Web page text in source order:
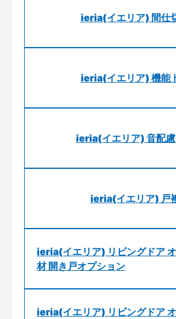
ieria(イエリア) 間仕
ieria(イエリア) 機能
ieria(イエリア) 音配
ieria(イエリア) 戸
ieria(イエリア) リビングドア
材 開き戸オプション
ieria(イエリア) リビングドア